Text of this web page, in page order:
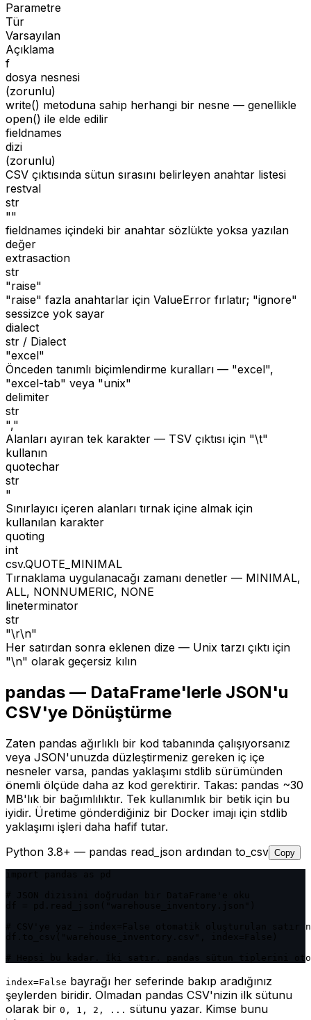
Parametre
Tür
Varsayılan
Açıklama
f
dosya nesnesi
(zorunlu)
write() metoduna sahip herhangi bir nesne — genellikle
open() ile elde edilir
fieldnames
dizi
(zorunlu)
CSV çıktısında sütun sırasını belirleyen anahtar listesi
restval
str
""
fieldnames içindeki bir anahtar sözlükte yoksa yazılan
değer
extrasaction
str
"raise"
"raise" fazla anahtarlar için ValueError fırlatır; "ignore"
sessizce yok sayar
dialect
str / Dialect
"excel"
Önceden tanımlı biçimlendirme kuralları — "excel",
"excel-tab" veya "unix"
delimiter
str
","
Alanları ayıran tek karakter — TSV çıktısı için "\t"
kullanın
quotechar
str
"
Sınırlayıcı içeren alanları tırnak içine almak için
kullanılan karakter
quoting
int
csv.QUOTE_MINIMAL
Tırnaklama uygulanacağı zamanı denetler — MINIMAL,
ALL, NONNUMERIC, NONE
lineterminator
str
"\r\n"
Her satırdan sonra eklenen dize — Unix tarzı çıktı için
"\n" olarak geçersiz kılın
pandas — DataFrame'lerle JSON'u
CSV'ye Dönüştürme
Zaten pandas ağırlıklı bir kod tabanında çalışıyorsanız
veya JSON'unuzda düzleştirmeniz gereken iç içe
nesneler varsa, pandas yaklaşımı stdlib sürümünden
önemli ölçüde daha az kod gerektirir. Takas: pandas ~30
MB'lık bir bağımlılıktır. Tek kullanımlık bir betik için bu
iyidir. Üretime gönderdiğiniz bir Docker imajı için stdlib
yaklaşımı işleri daha hafif tutar.
Python 3.8+ — pandas read_json ardından to_csv Copy
# CSV'ye yaz — index=False otomatik oluşturulan satır
# Hepsi bu kadar. İki satır. pandas sütun tiplerini
index=False bayrağı her seferinde bakıp aradığınız
şeylerden biridir. Olmadan pandas CSV'nizin ilk sütunu
olarak bir 0, 1, 2, ... sütunu yazar. Kimse bunu